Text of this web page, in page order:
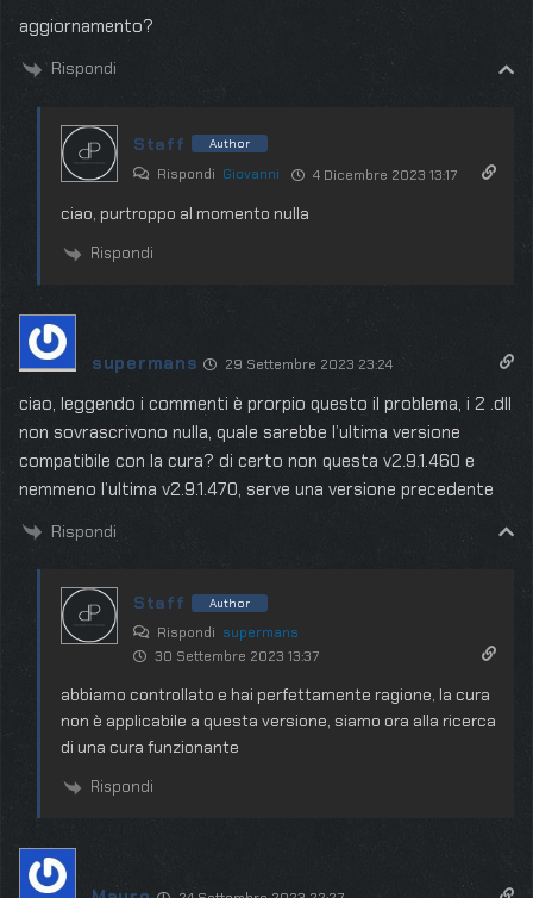
aggiornamento?
Rispondi
Staff Author
Rispondi Giovanni 4 Dicembre 2023 13:17
ciao, purtroppo al momento nulla
Rispondi
supermans 29 Settembre 2023 23:24
ciao, leggendo i commenti è prorpio questo il problema, i 2 .dll
non sovrascrivono nulla, quale sarebbe l’ultima versione
compatibile con la cura? di certo non questa v2.9.1.460 e
nemmeno l’ultima v2.9.1.470, serve una versione precedente
Rispondi
Staff Author
Rispondi supermans
30 Settembre 2023 13:37
abbiamo controllato e hai perfettamente ragione, la cura
non è applicabile a questa versione, siamo ora alla ricerca
di una cura funzionante
Rispondi